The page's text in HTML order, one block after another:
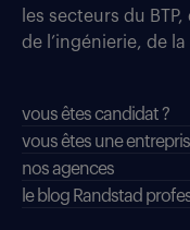
les secteurs du
de l’ingénierie, de
vous êtes candidat ?
vous êtes une
nos agences
le blog Randstad